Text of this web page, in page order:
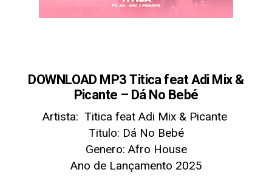
DOWNLOAD MP3 Titica feat Adi Mix &
Picante – Dá No Bebé
Artista: Titica feat Adi Mix & Picante
Titulo: Dá No Bebé
Genero: Afro House
Ano de Lançamento 2025